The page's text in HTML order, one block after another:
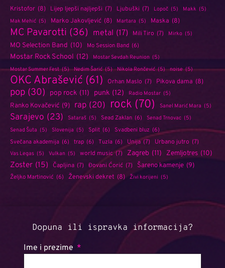
Kristofor (8) Lijep ljepši najljepši (7) Ljubuški (7) Lopoč (5) Makk (5)
Mak Mehić (5) Marko Jakovljević (8) Martara (5) Maska (8)
MC Pavarotti (36) metal (17) Mili Tiro (7) Mirko (5)
MO Selection Band (10) Mo Session Band (6)
Mostar Rock School (12) Mostar Sevdah Reunion (5)
Mostar Summer Fest (5) Nedim Šarić (5) Nikola Rončević (5) noise (5)
OKC Abrašević (61) Orhan Maslo (7) Pikova dama (8)
pop (30) pop rock (11) punk (12) Radio Mostar (5)
Ranko Kovačević (9) rap (20) rock (70) Sanel Marić Mara (5)
Sarajevo (23) Sataraš (5) Sead Zaklan (6) Senad Trnovac (5)
Senad Šuta (5) Slovenija (5) Split (6) Svadbeni bluz (6)
Svečana akademija (6) trap (6) Tuzla (6) Unija (7) Urbano jutro (7)
Vas Legas (5) Vulkan (5) world music (7) Zagreb (11) Zemljotres (10)
Zoster (15) Čapljina (7) Đovani Ćorić (7) Šareno kamenje (9)
Željko Martinović (6) Ženevski dekret (8) Živi korijeni (5)
Dopuna ili ispravka informacija?
Ime i prezime